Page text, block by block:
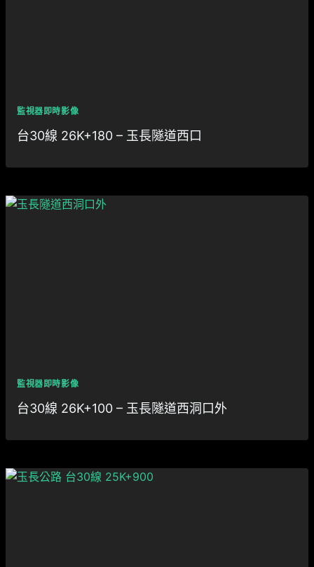
監視器即時影像
台30線 26K+180 – 玉長隧道西口
監視器即時影像
台30線 26K+100 – 玉長隧道西洞口外